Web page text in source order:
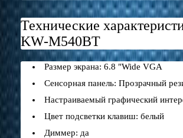
Технические
KW-M540BT
Размер экрана: 6.8 "Wide VGA
Сенсорная панель: Прозрачный
Настраиваемый графический
Цвет подсветки клавиш: белый
Диммер: да